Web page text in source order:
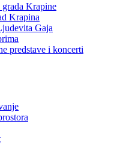
Krapine
Krapina
Gaja
predstave i koncerti